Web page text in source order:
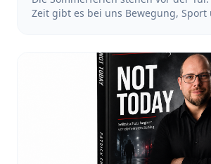
Zeit gibt es bei uns Bewegung, Sport
wir ein Ferienprogramm mit
Angeboten vorbereitet. Alle Termine
Anmeldungen findet ihr unter:
sakura.de/fsz/events Karate in Köln-Nippes mit Luin
- Für Kinder von 3 bis 6 Jahren sowie
12.08., 17.08., 19.08., 24.08., 26.08.